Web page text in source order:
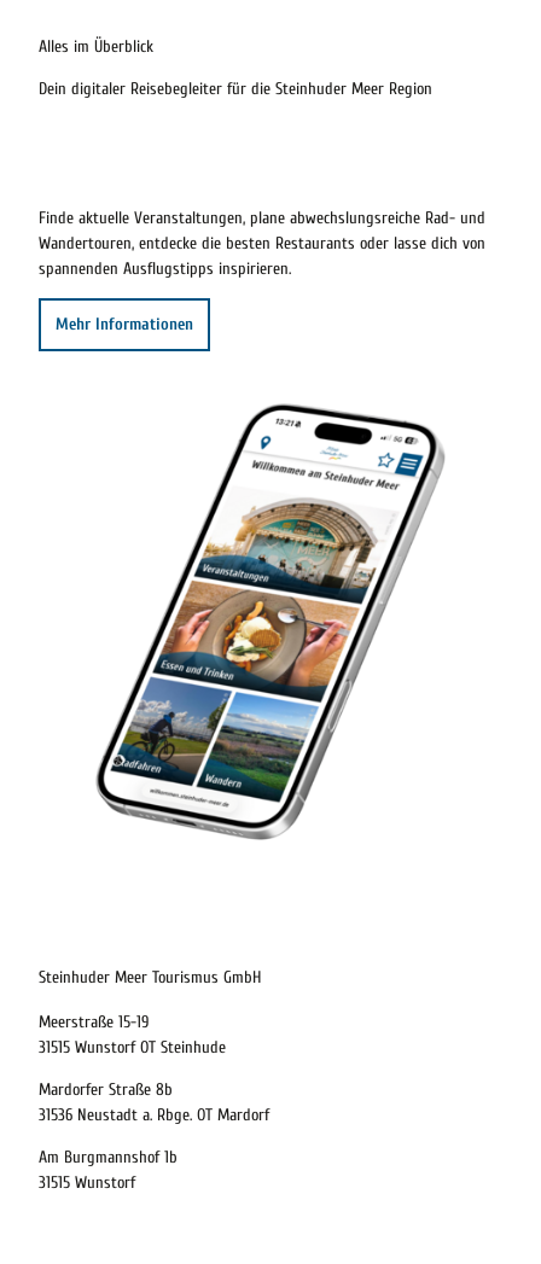
Alles im Überblick
Dein digitaler Reisebegleiter für die Steinhuder Meer Region
Finde aktuelle Veranstaltungen, plane abwechslungsreiche Rad- und
Wandertouren, entdecke die besten Restaurants oder lasse dich von
spannenden Ausflugstipps inspirieren.
Mehr Informationen
Steinhuder Meer Tourismus GmbH
Meerstraße 15-19
31515 Wunstorf OT Steinhude
Mardorfer Straße 8b
31536 Neustadt a. Rbge. OT Mardorf
Am Burgmannshof 1b
31515 Wunstorf